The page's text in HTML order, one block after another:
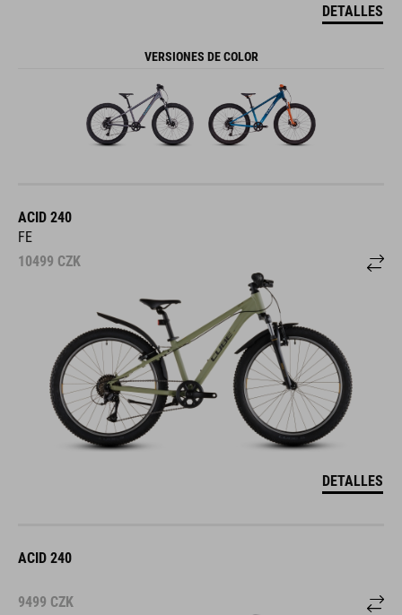
DETALLES
VERSIONES DE COLOR
ACID 240
FE
10499 CZK
DETALLES
ACID 240
9499 CZK